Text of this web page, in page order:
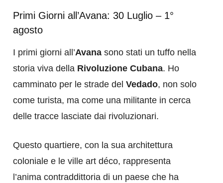
Primi Giorni all’Avana: 30 Luglio – 1°
agosto
I primi giorni all’Avana sono stati un tuffo nella
storia viva della Rivoluzione Cubana. Ho
camminato per le strade del Vedado, non solo
come turista, ma come una militante in cerca
delle tracce lasciate dai rivoluzionari.
Questo quartiere, con la sua architettura
coloniale e le ville art déco, rappresenta
l’anima contraddittoria di un paese che ha